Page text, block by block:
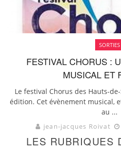
SORTIES
FESTIVAL CHORUS :
MUSICAL ET
Le festival Chorus des Hauts-
édition. Cet évènement musical,
au ...
jean-jacques Roivat
LES RUBRIQUES